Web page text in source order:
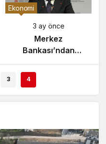
Son Dakika
3 ay önce
Çaykur Rizespor,
Beşiktaş’ı
Ağırlıyor!
3 4